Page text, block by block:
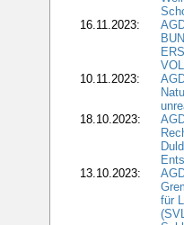
16.11.2023:
10.11.2023:
18.10.2023:
13.10.2023:
für